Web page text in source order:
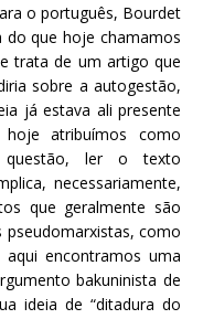
o português, Bourdet
do que hoje chamamos
trata de um artigo que
sobre a autogestão,
já estava ali presente
atribuímos como
questão, ler o texto
necessariamente,
que geralmente são
como
encontramos uma
bakuninista de
ideia de “ditadura do